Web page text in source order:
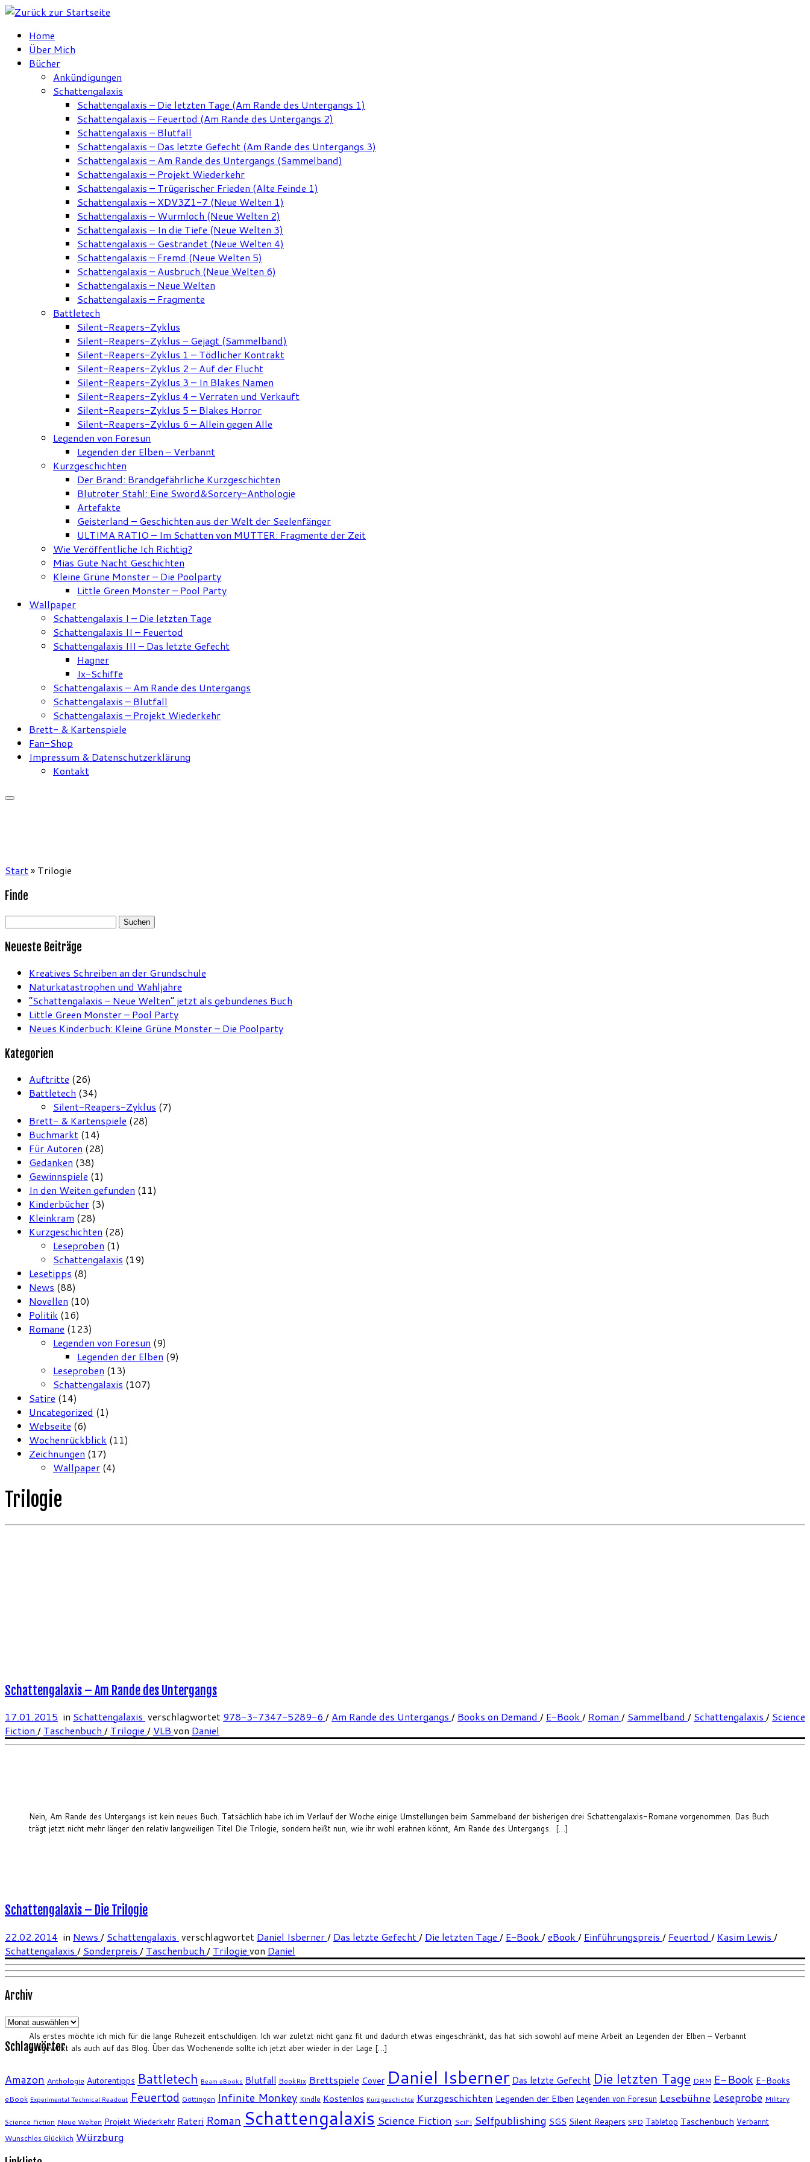
Zum
springenHome
Über Mich
Bücher
Ankündigungen
Schattengalaxis
Schattengalaxis – Die letzten Tage (Am Rande des Untergangs 1)
Schattengalaxis – Feuertod (Am Rande des Untergangs 2)
Schattengalaxis – Blutfall
Schattengalaxis – Das letzte Gefecht (Am Rande des Untergangs 3)
Schattengalaxis – Am Rande des Untergangs (Sammelband)
Schattengalaxis – Projekt Wiederkehr
Schattengalaxis – Trügerischer Frieden (Alte Feinde 1)
Schattengalaxis – XDV3Z1-7 (Neue Welten 1)
Schattengalaxis – Wurmloch (Neue Welten 2)
Schattengalaxis – In die Tiefe (Neue Welten 3)
Schattengalaxis – Gestrandet (Neue Welten 4)
Schattengalaxis – Fremd (Neue Welten 5)
Schattengalaxis – Ausbruch (Neue Welten 6)
Schattengalaxis – Neue Welten
Schattengalaxis – Fragmente
Battletech
Silent-Reapers-Zyklus
Silent-Reapers-Zyklus – Gejagt (Sammelband)
Silent-Reapers-Zyklus 1 – Tödlicher Kontrakt
Silent-Reapers-Zyklus 2 – Auf der Flucht
Silent-Reapers-Zyklus 3 – In Blakes Namen
Silent-Reapers-Zyklus 4 – Verraten und Verkauft
Silent-Reapers-Zyklus 5 – Blakes Horror
Silent-Reapers-Zyklus 6 – Allein gegen Alle
Legenden von Foresun
Legenden der Elben – Verbannt
Kurzgeschichten
Der Brand: Brandgefährliche Kurzgeschichten
Blutroter Stahl: Eine Sword&Sorcery-Anthologie
Artefakte
Geisterland – Geschichten aus der Welt der Seelenfänger
ULTIMA RATIO – Im Schatten von MUTTER: Fragmente der Zeit
Wie Veröffentliche Ich Richtig?
Mias Gute Nacht Geschichten
Kleine Grüne Monster – Die Poolparty
Little Green Monster – Pool Party
Wallpaper
Schattengalaxis I – Die letzten Tage
Schattengalaxis II – Feuertod
Schattengalaxis III – Das letzte Gefecht
Hagner
Ix-Schiffe
Schattengalaxis – Am Rande des Untergangs
Schattengalaxis – Blutfall
Schattengalaxis – Projekt Wiederkehr
Brett- & Kartenspiele
Fan-Shop
Impressum & Datenschutzerklärung
Kontakt
Start» Trilogie
Finde
Suchen
Neueste Beiträge
Kreatives Schreiben an der Grundschule
Naturkatastrophen und Wahljahre
“Schattengalaxis – Neue Welten” jetzt als gebundenes Buch
Little Green Monster – Pool Party
Neues Kinderbuch: Kleine Grüne Monster – Die Poolparty
Kategorien
Auftritte (26)
Battletech (34)
Silent-Reapers-Zyklus (7)
Brett- & Kartenspiele (28)
Buchmarkt (14)
Für Autoren (28)
Gedanken (38)
Gewinnspiele (1)
In den Weiten gefunden (11)
Kinderbücher (3)
Kleinkram (28)
Kurzgeschichten (28)
Leseproben (1)
Schattengalaxis (19)
Lesetipps (8)
News (88)
Novellen (10)
Politik (16)
Romane (123)
Legenden von Foresun (9)
Legenden der Elben (9)
Leseproben (13)
Schattengalaxis (107)
Satire (14)
Uncategorized (1)
Webseite (6)
Wochenrückblick (11)
Zeichnungen (17)
Wallpaper (4)
Trilogie
Nein, Am Rande des Untergangs ist kein neues Buch. Tatsächlich habe ich im Verlauf der Woche einige Umstellungen beim Sammelband der bisherigen drei Schattengalaxis-Romane vorgenommen. Das Buch
trägt jetzt nicht mehr länger den relativ langweiligen Titel Die Trilogie, sondern heißt nun, wie ihr wohl erahnen könnt, Am Rande des Untergangs. […]
Schattengalaxis – Am Rande des Untergangs
17.01.2015 in Schattengalaxis verschlagwortet 978-3-7347-5289-6 / Am Rande des Untergangs / Books on Demand / E-Book / Roman / Sammelband / Schattengalaxis / Science
Fiction / Taschenbuch / Trilogie / VLB von Daniel
Als erstes möchte ich mich für die lange Ruhezeit entschuldigen. Ich war zuletzt nicht ganz fit und dadurch etwas eingeschränkt, das hat sich sowohl auf meine Arbeit an Legenden der Elben – Verbannt
ausgewirkt als auch auf das Blog. Über das Wochenende sollte ich jetzt aber wieder in der Lage […]
Schattengalaxis – Die Trilogie
22.02.2014 in News / Schattengalaxis verschlagwortet Daniel Isberner / Das letzte Gefecht / Die letzten Tage / E-Book /eBook / Einführungspreis / Feuertod / Kasim Lewis /
Schattengalaxis / Sonderpreis / Taschenbuch / Trilogie von Daniel
Archiv
Archiv
Schlagwörter
Amazon Anthologie Autorentipps Battletech Beam eBooks Blutfall BookRix Brettspiele Cover Daniel Isberner Das letzte Gefecht Die letzten Tage DRM E-Book E-Books
eBook Experimental Technical Readout Feuertod Göttingen Infinite Monkey Kindle Kostenlos Kurzgeschichte Kurzgeschichten Legenden der Elben Legenden von Foresun Lesebühne Leseprobe Military
Science Fiction Neue Welten Projekt Wiederkehr Rateri Roman Schattengalaxis Science Fiction SciFi Selfpublishing SGS Silent Reapers SPD Tabletop Taschenbuch Verbannt
Wunschlos Glücklich Würzburg